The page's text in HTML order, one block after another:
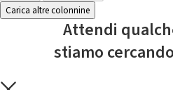
Carica altre colonnine
Attendi
stiamo